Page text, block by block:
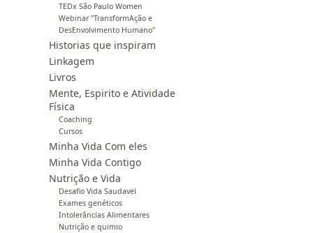
TEDx São Paulo Women
Webinar "TransformAção e
DesEnvolvimento Humano"
Historias que inspiram
Linkagem
Livros
Mente, Espirito e Atividade
Física
Coaching
Cursos
Minha Vida Com eles
Minha Vida Contigo
Nutrição e Vida
Desafio Vida Saudavel
Exames genéticos
Intolerâncias Alimentares
Nutrição e quimio